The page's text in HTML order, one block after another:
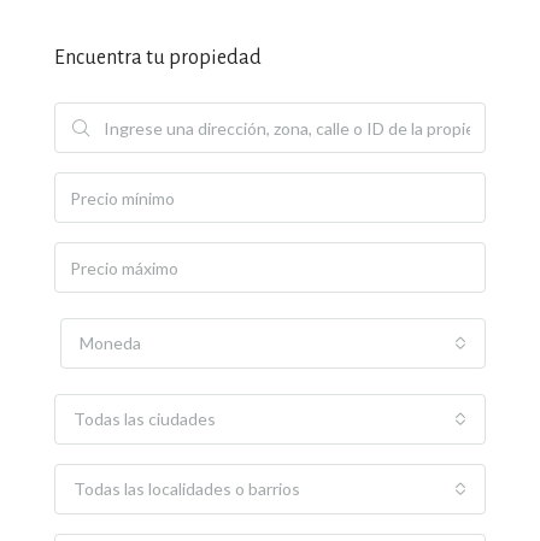
Encuentra tu propiedad
Moneda
Todas las ciudades
Todas las localidades o barrios